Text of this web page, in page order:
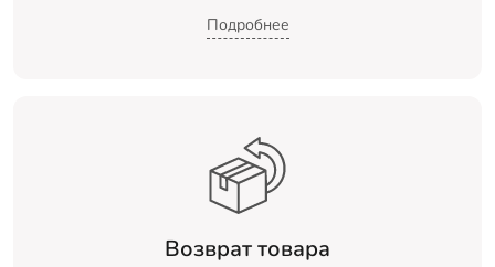
Подробнее
Возврат товара